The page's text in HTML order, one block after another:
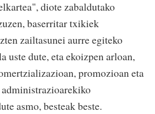
diote zabaldutako
baserritar txikiek
zailtasunei aurre egiteko
uste dute, eta ekoizpen arloan,
promozioan eta
asmo, besteak beste.